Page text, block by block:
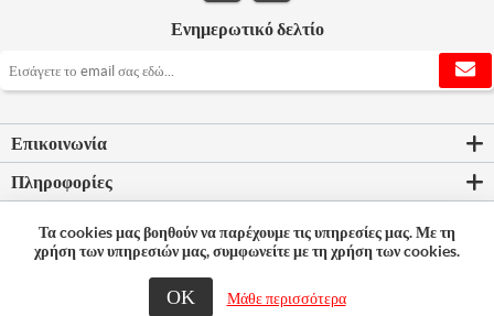
Ενημερωτικό δελτίο
Επικοινωνία
Πληροφορίες
Ο λογαριασμός μου
© 2026 Bookleader
Τα cookies μας βοηθούν να παρέχουμε τις υπηρεσίες μας. Με τη
χρήση των υπηρεσιών μας, συμφωνείτε με τη χρήση των cookies.
ΟΚ Μάθε περισσότερα